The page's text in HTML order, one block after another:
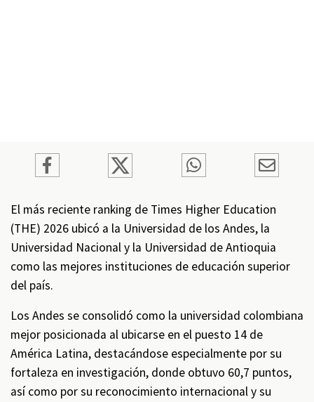
El más reciente ranking de Times Higher Education
(THE) 2026 ubicó a la Universidad de los Andes, la
Universidad Nacional y la Universidad de Antioquia
como las mejores instituciones de educación superior
del país.
Los Andes se consolidó como la universidad colombiana
mejor posicionada al ubicarse en el puesto 14 de
América Latina, destacándose especialmente por su
fortaleza en investigación, donde obtuvo 60,7 puntos,
así como por su reconocimiento internacional y su